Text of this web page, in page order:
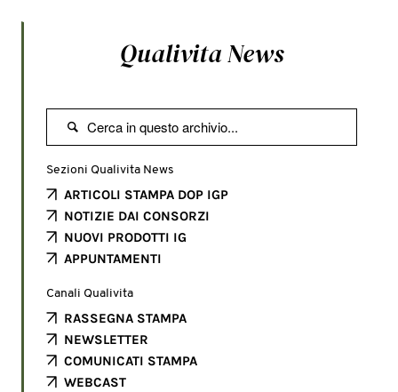
Qualivita News

Sezioni Qualivita News
ARTICOLI STAMPA DOP IGP
NOTIZIE DAI CONSORZI
NUOVI PRODOTTI IG
APPUNTAMENTI
Canali Qualivita
RASSEGNA STAMPA
NEWSLETTER
COMUNICATI STAMPA
WEBCAST